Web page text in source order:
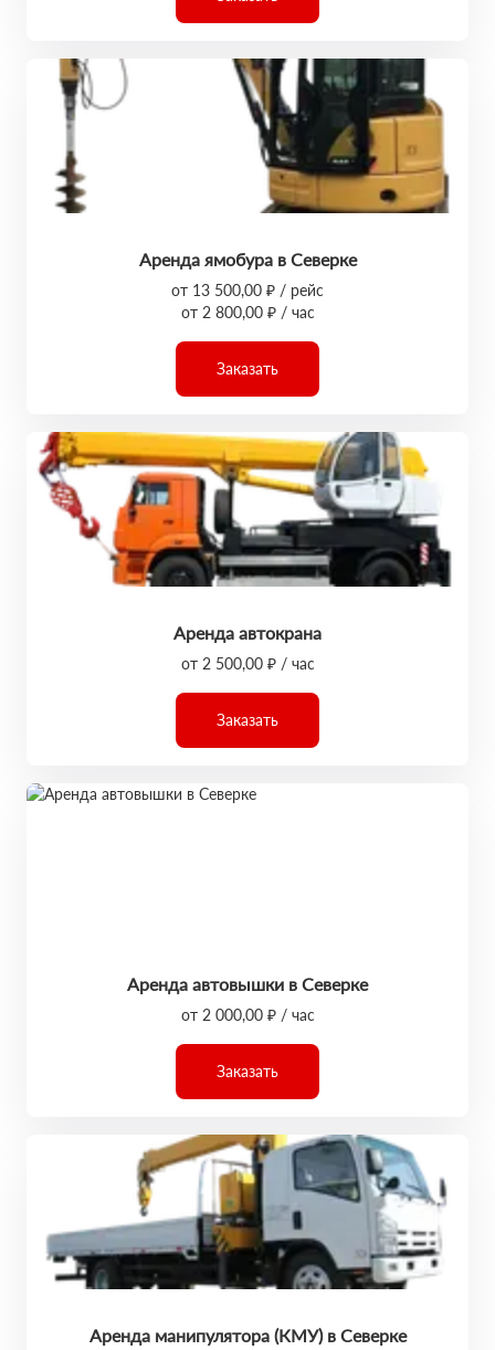
Аренда ямобура в Северке
от 13 500,00 ₽ / рейс
от 2 800,00 ₽ / час
Заказать
Аренда автокрана
от 2 500,00 ₽ / час
Заказать
Аренда автовышки в Северке
от 2 000,00 ₽ / час
Заказать
Аренда манипулятора (КМУ) в Северке